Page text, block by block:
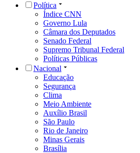
Política
Índice CNN
Governo Lula
Câmara dos Deputados
Senado Federal
Supremo Tribunal Federal
Políticas Públicas
Nacional
Educação
Segurança
Clima
Meio Ambiente
Auxílio Brasil
São Paulo
Rio de Janeiro
Minas Gerais
Brasília